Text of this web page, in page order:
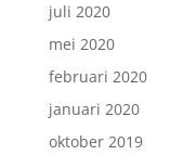
juli 2020
mei 2020
februari 2020
januari 2020
oktober 2019